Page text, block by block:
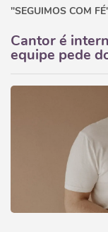
"SEGUIMOS COM
Cantor é
equipe pede